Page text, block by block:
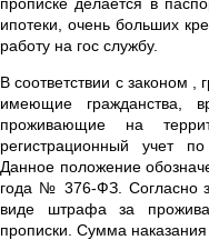
ипотеки, очень больших
работу на гос службу.
В соответствии с законом
имеющие гражданства,
проживающие на
регистрационный учет
Данное положение
года № 376-ФЗ. Согласно
виде штрафа за
прописки. Сумма